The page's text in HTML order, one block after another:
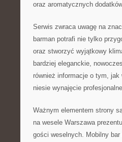
oraz aromatycznych
Serwis zwraca uwagę na
barman potrafi nie tylko
oraz stworzyć wyjątkowy
bardziej eleganckie,
również informacje o tym,
niesie wynajęcie
Ważnym elementem strony
na wesele Warszawa
gości weselnych. Mobilny